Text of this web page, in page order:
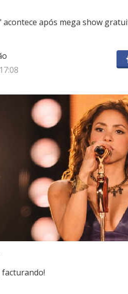
acontece após mega show
facturando!